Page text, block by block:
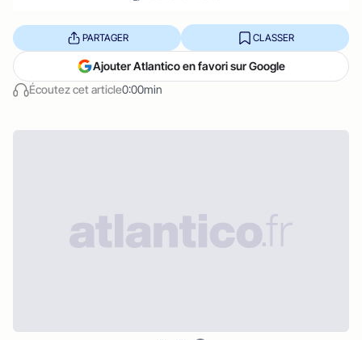
Écoutez cet article0:00min
PARTAGER CLASSER
Ajouter Atlantico en favori sur Google